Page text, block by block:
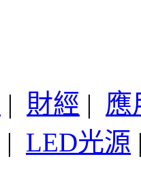
| 財經 | 應
| LED光源